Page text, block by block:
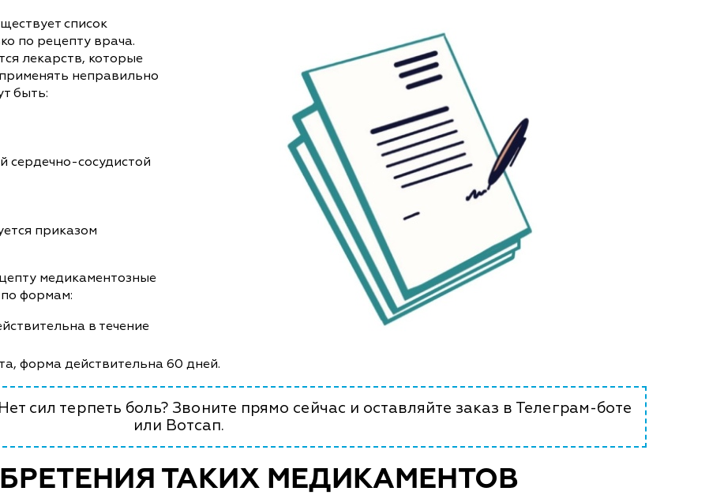
список
по рецепту врача.
лекарств, которые
неправильно
быть:
сердечно-сосудистой
приказом
медикаментозные
формам:
в течение
форма действительна 60 дней.
сил терпеть боль? Звоните прямо сейчас и оставляйте заказ в Телеграм-боте
или Вотсап.
ТАКИХ МЕДИКАМЕНТОВ